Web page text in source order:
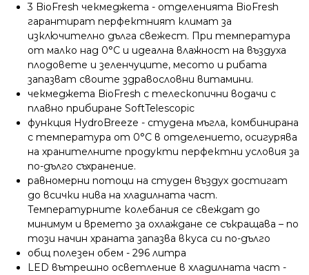
3 BioFresh чекмеджета - oтделенията BioFresh
гарантират перфектният климат за
изключително дълга свежест. При температура
от малко над 0°C и идеална влажност на въздуха
плодовете и зеленчуците, месото и рибата
запазват своите здравословни витамини.
чекмеджета BioFresh с телескопични водачи с
плавно прибиране SoftTelescopic
функция HydroBreeze - студена мъгла, комбинирана
с температура от 0°C в отделението, осигурява
на хранителните продукти перфектни условия за
по-дълго съхранение.
равномерни потоци на студен въздух достигат
до всички нива на хладилната част.
Температурните колебания се свеждат до
минимум и времето за охлаждане се съкращава – по
този начин храната запазва вкуса си по-дълго
общ полезен обем - 296 литра
LED вътрешно осветление в хладилната част -